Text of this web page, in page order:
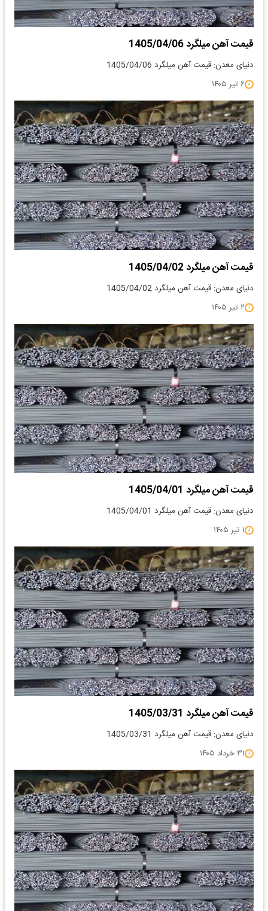
قیمت آهن میلگرد 1405/04/06
دنیای معدن: قیمت آهن میلگرد 1405/04/06
۶ تیر ۱۴۰۵
قیمت آهن میلگرد 1405/04/02
دنیای معدن: قیمت آهن میلگرد 1405/04/02
۲ تیر ۱۴۰۵
قیمت آهن میلگرد 1405/04/01
دنیای معدن: قیمت آهن میلگرد 1405/04/01
۱ تیر ۱۴۰۵
قیمت آهن میلگرد 1405/03/31
دنیای معدن: قیمت آهن میلگرد 1405/03/31
۳۱ خرداد ۱۴۰۵